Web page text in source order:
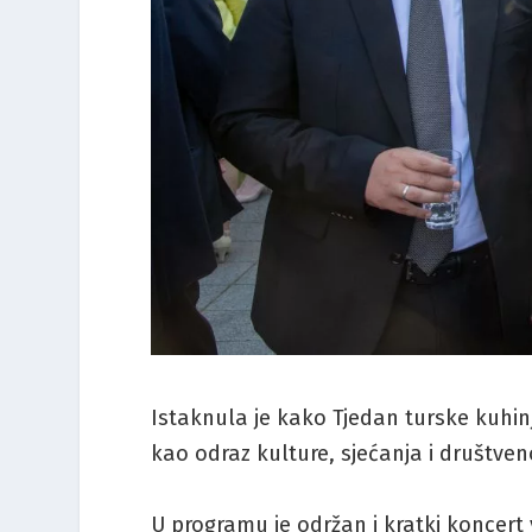
Istaknula je kako Tjedan turske
kao odraz kulture, sjećanja i
U programu je održan i kratki